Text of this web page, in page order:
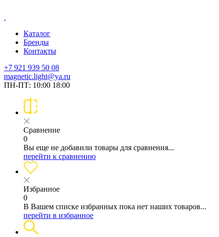
Каталог
Бренды
Контакты
+7 921 939 50 08
magnetic.light@ya.ru
ПН-ПТ: 10:00 18:00
Сравнение
0
Вы еще не добавили товары для сравнения...
перейти к сравнению
Избранное
0
В Вашем списке избранных пока нет наших товаров...
перейти в избранное